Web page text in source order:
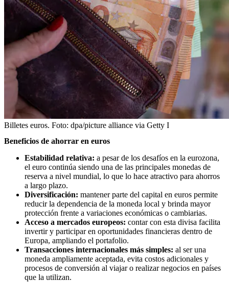
Billetes euros. Foto: dpa/picture alliance via Getty I
Beneficios de ahorrar en euros
Estabilidad relativa: a pesar de los desafíos en la eurozona,
el euro continúa siendo una de las principales monedas de
reserva a nivel mundial, lo que lo hace atractivo para ahorros
a largo plazo.
Diversificación: mantener parte del capital en euros permite
reducir la dependencia de la moneda local y brinda mayor
protección frente a variaciones económicas o cambiarias.
Acceso a mercados europeos: contar con esta divisa facilita
invertir y participar en oportunidades financieras dentro de
Europa, ampliando el portafolio.
Transacciones internacionales más simples: al ser una
moneda ampliamente aceptada, evita costos adicionales y
procesos de conversión al viajar o realizar negocios en países
que la utilizan.